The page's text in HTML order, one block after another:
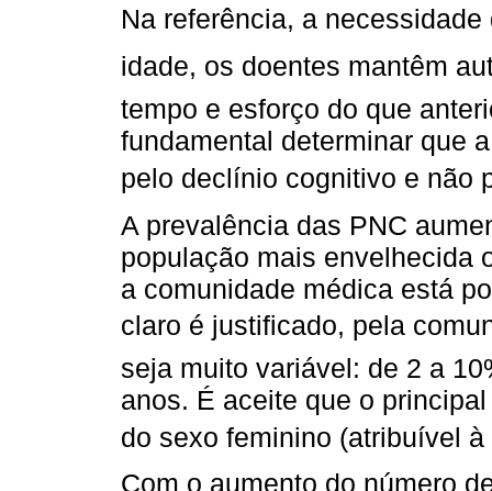
Na referência, a necessidade
idade, os doentes mantêm
tempo e esforço do que
fundamental determinar que
pelo declínio cognitivo e não
A prevalência das PNC
população mais envelhecida
a comunidade médica está
claro é justificado, pela
seja muito variável: de 2 a
anos. É aceite que o
do sexo feminino (atribuível
Com o aumento do número